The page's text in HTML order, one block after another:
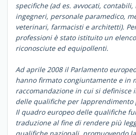
specifiche (ad es. avvocati,
ingegneri, personale paramedico,
veterinari, farmacisti e architetti).
professioni è stato istituito un
riconosciute ed equipollenti.
Ad aprile 2008 il Parlamento
hanno firmato congiuntamente e in
raccomandazione in cui si definisce
delle qualifiche per lapprendimento
Il quadro europeo delle qualifiche
traduzione al fine di rendere più